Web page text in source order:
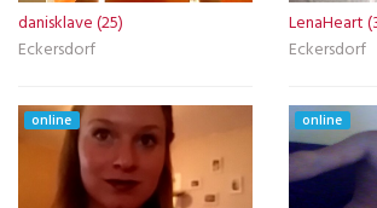
danisklave (25)
Eckersdorf
LenaHeart
Eckersdorf
online online